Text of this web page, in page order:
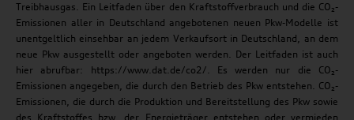
Treibhausgas. Ein Leitfaden über den Kraftstoffverbrauch und die CO₂-
Emissionen aller in Deutschland angebotenen neuen Pkw-Modelle ist
unentgeltlich einsehbar an jedem Verkaufsort in Deutschland, an dem
neue Pkw ausgestellt oder angeboten werden. Der Leitfaden ist auch
hier abrufbar: https://www.dat.de/co2/. Es werden nur die CO₂-
Emissionen angegeben, die durch den Betrieb des Pkw entstehen. CO₂-
Emissionen, die durch die Produktion und Bereitstellung des Pkw sowie
des Kraftstoffes bzw. der Energieträger entstehen oder vermieden